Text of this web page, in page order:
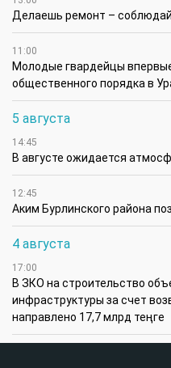
Делаешь ремонт –
11:00
Молодые гвардейцы
общественного порядка в
5 августа
14:45
В августе ожидается
12:45
Аким Бурлинского района
4 августа
17:00
В ЗКО на строительство
инфраструктуры за счет
направлено 17,7 млрд теңге